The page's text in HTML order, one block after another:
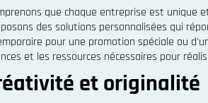
que chaque entreprise est unique
des solutions personnalisées qui
pour une promotion spéciale ou
et les ressources nécessaires pour
et originalité